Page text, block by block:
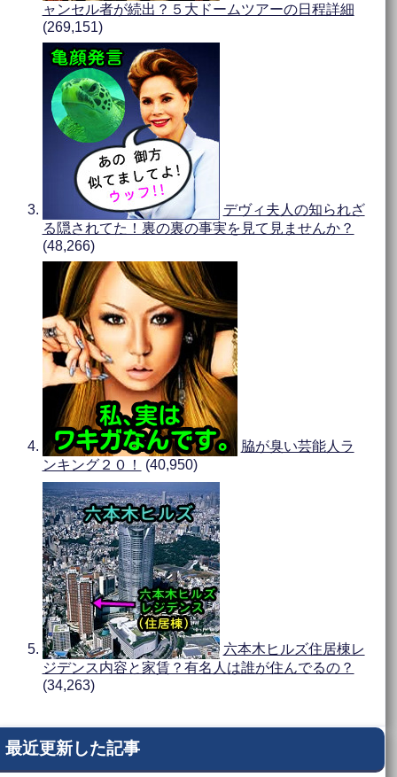
ャンセル者が続出？５大ドームツアーの日程詳細
(269,151)
デヴィ夫人の知られざ
る隠されてた！裏の裏の事実を見て見ませんか？
(48,266)
脇が臭い芸能人ラ
ンキング２０！
(40,950)
六本木ヒルズ住居棟レ
ジデンス内容と家賃？有名人は誰が住んでるの？
(34,263)
最近更新した記事